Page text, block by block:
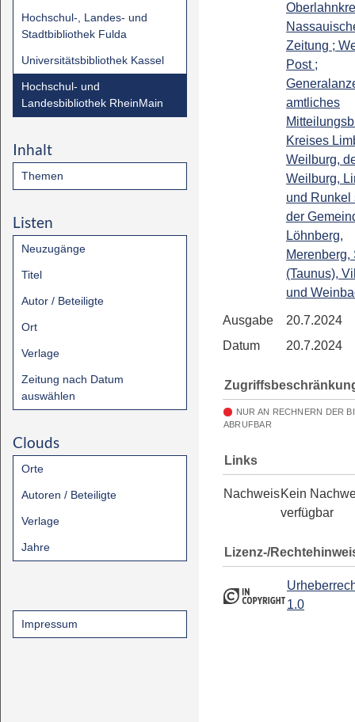
Hochschul-, Landes- und
Stadtbibliothek Fulda
Universitätsbibliothek Kassel
Hochschul- und
Landesbibliothek RheinMain
Inhalt
Themen
Listen
Neuzugänge
Titel
Autor / Beteiligte
Ort
Verlage
Zeitung nach Datum
auswählen
Clouds
Orte
Autoren / Beteiligte
Verlage
Jahre
Impressum
Zeitung ;
Post ;
amtliches
Kreises
Weilburg,
Weilburg,
und Runkel
der
Löhnberg,
Merenberg,
(Taunus),
und
Ausgabe
20.7.2024
Datum
20.7.2024
NUR AN RECHNERN DER
ABRUFBAR
Links
NachweisKein
verfügbar
Lizenz-/
1.0